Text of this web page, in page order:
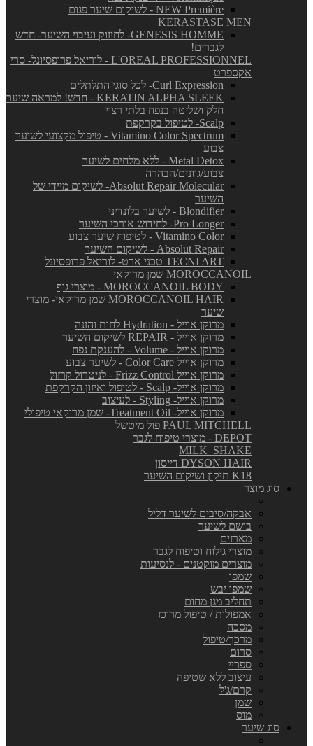
NEW Première - לשיקום שיער פגום
KERASTASE MEN
GENESIS HOMME- לחיזוק ועיבוי השיער- חדש
לגברים!
L'OREAL PROFESSIONNEL - לוריאל פרופסיונל- סרי
אקספרט
Curl Expression- לכל סוגי התלתלים
KERATIN ALPHA SLEEK - חדש! למראה שיער
חלק ושליטה בנפח בלתי רצוי
Scalp- לטיפול בקרקפת
Vitamino Color Spectrum - טיפול מקצועי לשיער
צבוע
Metal Detox - ללא מלחים לשיער
צבוע/גוונים/הבהרה
Absolut Repair Molecular- לשיקום מיידי של
השיער
Blondifier - לשיער בלונדיני
Pro Longer- לחידוש אורכי השיער
Vitamino Color - לטיפוח שיער צבוע
Absolut Repair - לשיקום השיער
TECNI ART טכני ארט- לוריאל פרופסיונל
MOROCCANOIL שמן מרוקאי
MOROCCANOIL BODY - מוצרי גוף
MOROCCANOIL HAIR שמן מרוקאי- מוצרי
שיער
מרוקן אוייל - Hydration לחות והזנה
מרוקן אוייל - REPAIR לשיקום השיער
מרוקן אוייל - Volume - להענקת נפח
מרוקן אוייל Color Care - לשיער צבוע
מרוקן אוייל Frizz Control - לניטרול קרזול
מרוקן אוייל- Scalp - לטיפול ואיזון הקרקפת
מרוקן אוייל- Styling - לעיצוב
מרוקן אוייל- Treatment Oil- שמן מרוקאי טיפולי
PAUL MITCHELL פול מיטשל
DEPOT - מוצרי טיפוח לגבר
MILK_SHAKE
DYSON HAIR דייסון
K18 תיקון ושיקום השיער
סוג מוצר
אבקה/סיבים לשיער דליל
בושם לשיער
מארזים
מוצרי גילוח וטיפוח לגבר
מוצרים מוקטנים - לנסיעות
שמפו
שמפו יבש
תחליב מגן מחום
אמפולות / טיפול מרוכז
מסכה
מרכך/טיפול
סרום
ספריי
עיצוב ללא שטיפה
קרם/ג'ל
שמן
מוס
סוג שיער